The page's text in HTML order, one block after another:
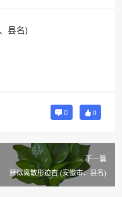
县名)
0 0
下一篇
雁似离散形迹杳 (安徽市、县名)